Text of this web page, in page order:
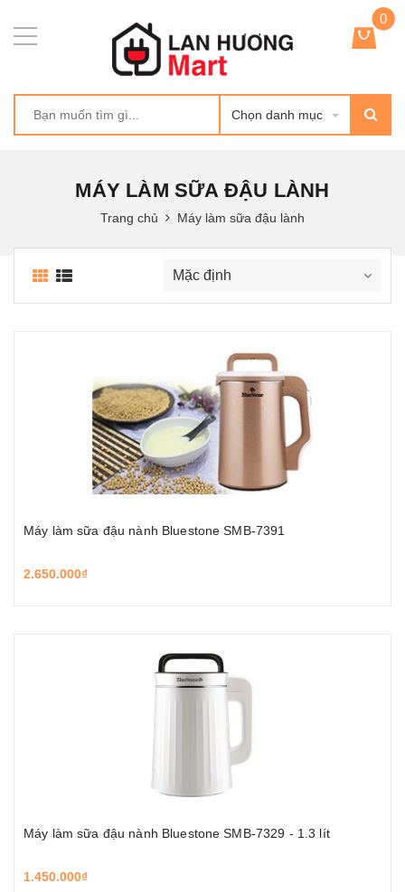
Chọn danh mục
0
MÁY LÀM SỮA ĐẬU LÀNH
Trang chủ Máy làm sữa đậu lành
Máy làm sữa đậu nành Bluestone SMB-7391
2.650.000₫
Máy làm sữa đậu nành Bluestone SMB-7329 - 1.3 lít
1.450.000₫